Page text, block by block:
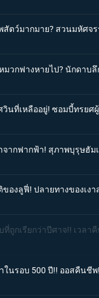
สัตว์มากมาย? สวนมหัศจ
มวกฟางหายไป? นักดาบ
วินที่เหลืออยู่! ซอมบี้ทรยศ
จากฟากฟ้า! สุภาพบุรุษฮั
องลูฟี่! ปลายทางของเงา
ที่ถูกเรียกว่าปีศาจ!! เวลา
ในรอบ 500 ปี!! ออสคืนชีพ